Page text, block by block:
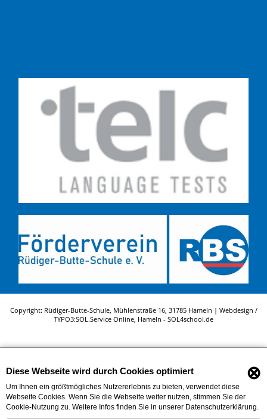
Copyright: Rüdiger-Butte-Schule, Mühlenstraße 16, 31785 Hameln | Webdesign /
TYPO3:SOL.Service Online, Hameln - SOL4school.de
Diese Webseite wird durch Cookies optimiert ⊗
Um Ihnen ein größtmögliches Nutzererlebnis zu bieten, verwendet diese
Webseite Cookies. Wenn Sie die Webseite weiter nutzen, stimmen Sie der
Cookie-Nutzung zu. Weitere Infos finden Sie in unserer Datenschutzerklärung.